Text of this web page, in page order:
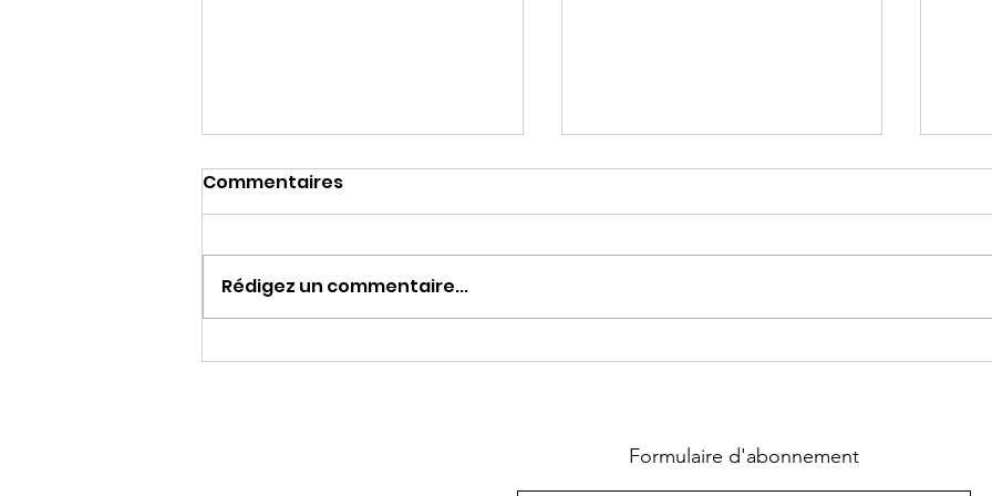
Une journée à chiner…
À Rocamadour, la
NOUVEAU
Commentaires
Rédigez un commentaire...
Formulaire d'abonnement